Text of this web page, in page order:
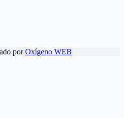
porOxígeno WEB